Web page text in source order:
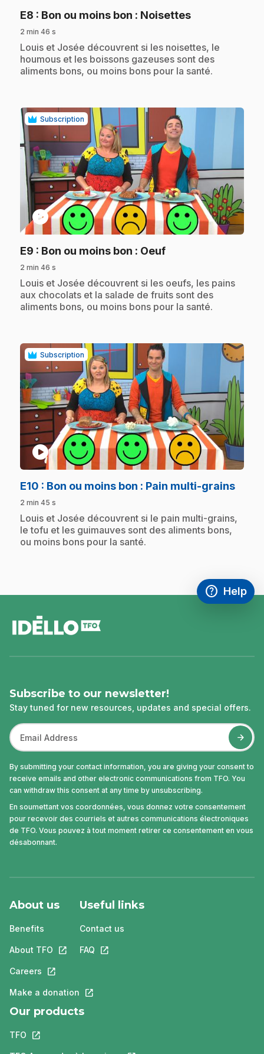
E8 : Bon ou moins bon : Noisettes.
2 min 46 s
.Louis et Josée découvrent si les noisettes, le
houmous et les boissons gazeuses sont des
aliments bons, ou moins bons pour la santé.
Subscription
play_circle
E9 : Bon ou moins bon : Oeuf.
2 min 46 s
.Louis et Josée découvrent si les oeufs, les pains
aux chocolats et la salade de fruits sont des
aliments bons, ou moins bons pour la santé.
Subscription
play_circle
E10 : Bon ou moins bon : Pain multi-grains.
2 min 45 s
.Louis et Josée découvrent si le pain multi-grains,
le tofu et les guimauves sont des aliments bons,
ou moins bons pour la santé.
help
Access
Help
,This link
Subscribe to our newsletter!
Stay tuned for new resources, updates and special offers.
By submitting your contact information, you are giving your consent to
receive emails and other electronic communications from TFO. You
can withdraw this consent at any time by unsubscribing.
En soumettant vos coordonnées, vous donnez votre consentement
pour recevoir des courriels et autres communications électroniques
de TFO. Vous pouvez à tout moment retirer ce consentement en vous
désabonnant.
About us
Benefits
About TFO This link will open in a new tab.
Careers This link will open in a new tab.
Make a donation This link will open in a new tab.
Useful links
Contact us
FAQ This link will open in a new tab.
Our products
TFO This link will open in a new tab.